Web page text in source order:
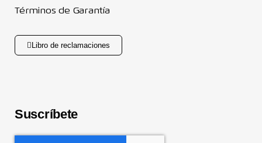
Términos de Garantía
Libro de reclamaciones
Suscríbete